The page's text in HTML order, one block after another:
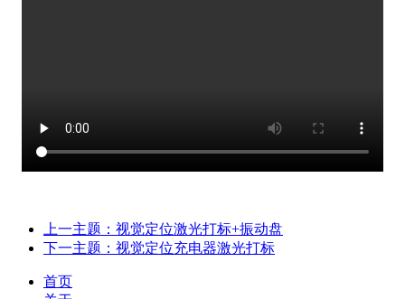
上一主题：视觉定位激光打标+振动盘
下一主题：视觉定位充电器激光打标
首页